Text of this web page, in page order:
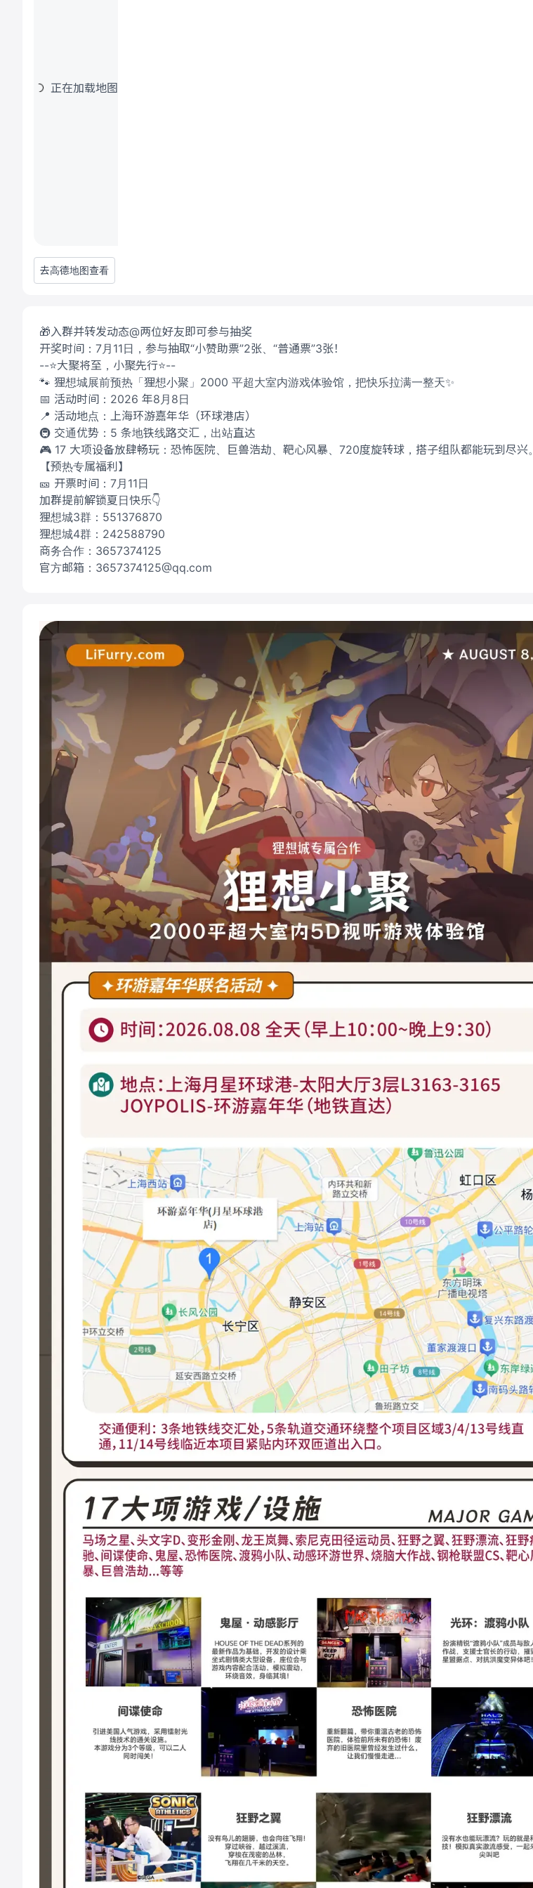
正在加载地图
去高德地图查看
🎁入群并转发动态@两位好友即可参与抽奖​
开奖时间：7月11日，参与抽取“小赞助票”2张、“普通票”3张！
--⭐大聚将至，小聚先行⭐--
🐾 狸想城展前预热「狸想小聚」2000 平超大室内游戏体验馆，把快乐拉满一整天✨
📅 活动时间：2026 年8月8日
📍 活动地点：上海环游嘉年华（环球港店）
🚇 交通优势：5 条地铁线路交汇，出站直达
🎮 17 大项设备放肆畅玩：恐怖医院、巨兽浩劫、靶心风暴、720度旋转球，搭子组队都能玩到尽兴。
【预热专属福利】
🎫 开票时间：7月11日
加群提前解锁夏日快乐👇
狸想城3群：551376870
狸想城4群：242588790
商务合作：3657374125
官方邮箱：3657374125@qq.com